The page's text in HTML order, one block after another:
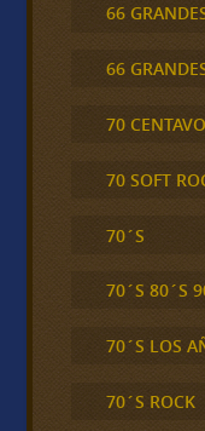
66
66
70 CENTAVO
70 SOFT
70´S
70´S 80´S
70´S LOS
70´S ROCK